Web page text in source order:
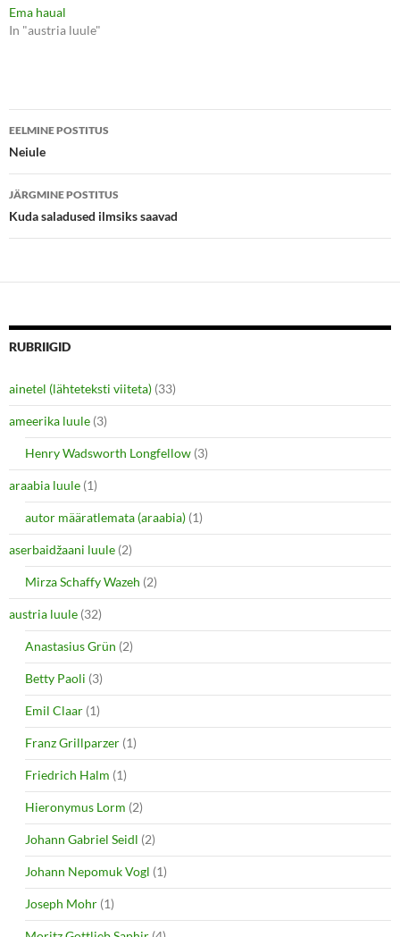
n
T
w
(
p
n
i
n
n
e
w
w
o
F
a
k
O
s
i
n
n
e
w
d
Ema haual
In "austria luule"
Postituste
töölaud
EELMINE POSTITUS
Neiule
JÄRGMINE POSTITUS
Kuda saladused ilmsiks saavad
RUBRIIGID
ainetel (lähteteksti viiteta) (33)
ameerika luule (3)
Henry Wadsworth Longfellow (3)
araabia luule (1)
autor määratlemata (araabia) (1)
aserbaidžaani luule (2)
Mirza Schaffy Wazeh (2)
austria luule (32)
Anastasius Grün (2)
Betty Paoli (3)
Emil Claar (1)
Franz Grillparzer (1)
Friedrich Halm (1)
Hieronymus Lorm (2)
Johann Gabriel Seidl (2)
Johann Nepomuk Vogl (1)
Joseph Mohr (1)